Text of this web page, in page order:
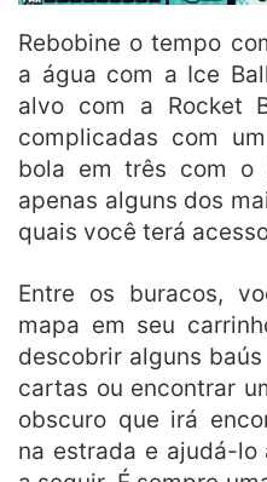
Rebobine o tempo
a água com a Ice
alvo com a Rocket
complicadas com
bola em três com o
apenas alguns dos
quais você terá
Entre os buracos,
mapa em seu
descobrir alguns
cartas ou encontrar
obscuro que irá
na estrada e ajudá-lo